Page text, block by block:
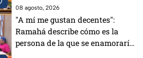
08 agosto, 2026
"A mí me gustan decentes":
Ramahá describe cómo es la
persona de la que se enamoraría